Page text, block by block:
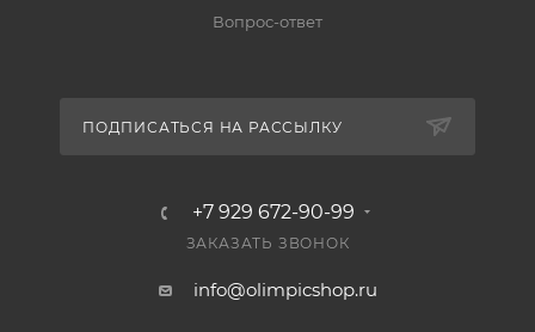
Вопрос-ответ
ПОДПИСАТЬСЯ НА РАССЫЛКУ
+7 929 672-90-99
ЗАКАЗАТЬ ЗВОНОК
info@olimpicshop.ru